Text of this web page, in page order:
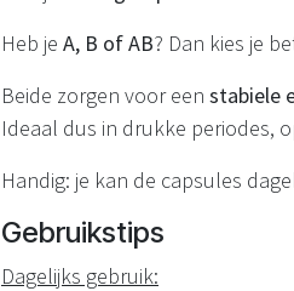
Heb je A, B of AB? Dan kies je
Beide zorgen voor een stabiele
Ideaal dus in drukke periodes,
Handig: je kan de capsules
Gebruikstips
Dagelijks gebruik: